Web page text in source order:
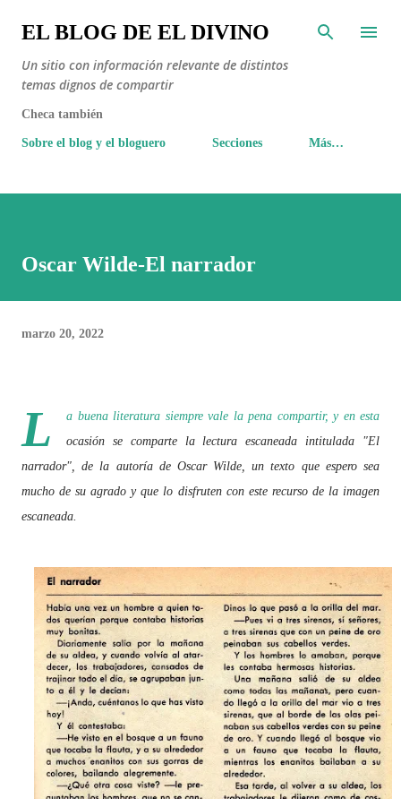
Ir al contenido principal
EL BLOG DE EL DIVINO
Un sitio con información relevante de distintos
temas dignos de compartir
Checa también
Sobre el blog y el bloguero Secciones Más…
Oscar Wilde-El narrador
marzo 20, 2022
L a buena literatura siempre vale la pena compartir, y en esta
ocasión se comparte la lectura escaneada intitulada "El
narrador", de la autoría de Oscar Wilde, un texto que espero sea
mucho de su agrado y que lo disfruten con este recurso de la imagen
escaneada.